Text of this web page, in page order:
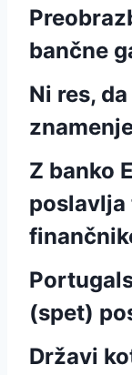
bančne
Ni res,
Z banko
(spet)
Državi